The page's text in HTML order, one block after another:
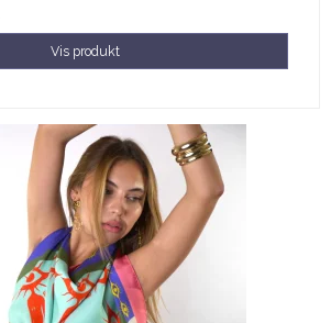
Vis produkt